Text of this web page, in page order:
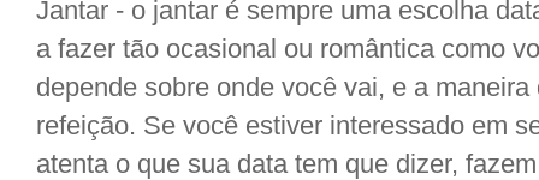
Jantar - o jantar é sempre uma escolha
a fazer tão ocasional ou romântica como
depende sobre onde você vai, e a
refeição. Se você estiver interessado em
atenta o que sua data tem que dizer,